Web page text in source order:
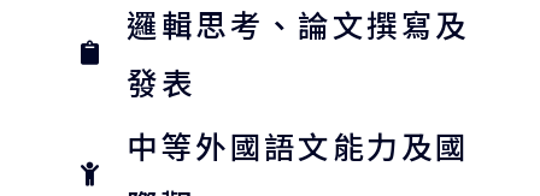
邏輯思考、論文撰寫及
發表
中等外國語文能力及國